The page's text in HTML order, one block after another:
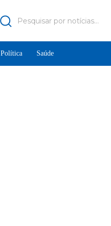
Pesquisar por notícias...
Política Saúde